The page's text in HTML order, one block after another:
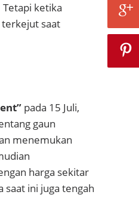
ketika
saat
pada 15 Juli,
gaun
menemukan
harga sekitar
saat ini juga tengah